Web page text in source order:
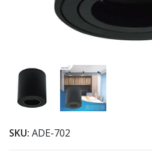
SKU: ADE-702